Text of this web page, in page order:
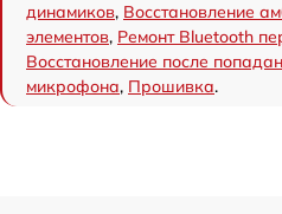
динамиков, Восстановление
элементов, Ремонт Bluetooth
Восстановление после
микрофона, Прошивка.